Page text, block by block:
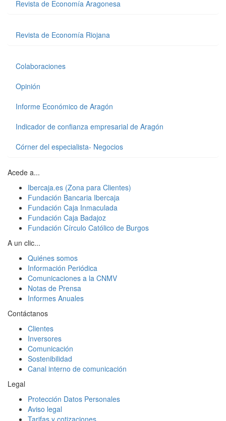
Revista de Economía Aragonesa
Revista de Economía Riojana
Colaboraciones
Opinión
Informe Económico de Aragón
Indicador de confianza empresarial de Aragón
Córner del especialista- Negocios
Acede a...
Ibercaja.es (Zona para Clientes)
Fundación Bancaria Ibercaja
Fundación Caja Inmaculada
Fundación Caja Badajoz
Fundación Círculo Católico de Burgos
A un clic...
Quiénes somos
Información Periódica
Comunicaciones a la CNMV
Notas de Prensa
Informes Anuales
Contáctanos
Clientes
Inversores
Comunicación
Sostenibilidad
Canal interno de comunicación
Legal
Protección Datos Personales
Aviso legal